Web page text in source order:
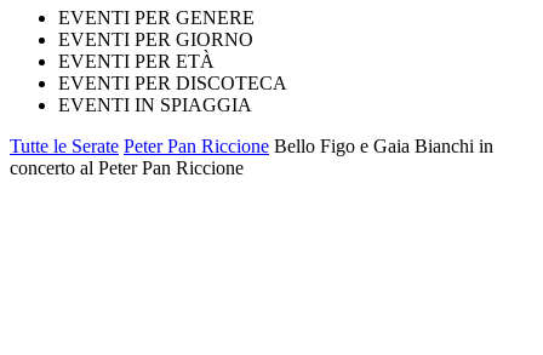
EVENTI PER GENERE
EVENTI PER GIORNO
EVENTI PER ETÀ
EVENTI PER DISCOTECA
EVENTI IN SPIAGGIA
Tutte le Serate Peter Pan Riccione Bello Figo e Gaia Bianchi in
concerto al Peter Pan Riccione